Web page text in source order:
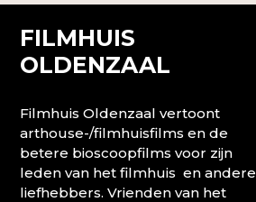
FILMHUIS
OLDENZAAL
Filmhuis Oldenzaal vertoont
arthouse-/filmhuisfilms en de
betere bioscoopfilms voor zijn
leden van het filmhuis en andere
liefhebbers. Vrienden van het